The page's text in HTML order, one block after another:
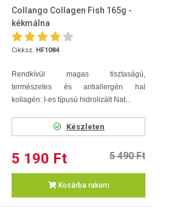
Collango Collagen Fish 165g -
kékmálna
Cikksz. HF1084
Rendkívül magas tisztaságú,
természetes és antiallergén hal
kollagén: I-es típusú hidrolizált Nat...
Készleten
5 190 Ft 5 490 Ft
Kosárba rakom